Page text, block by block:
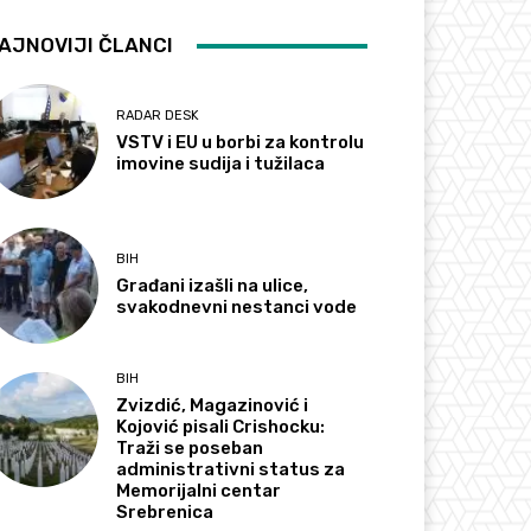
ČLANCI
RADAR DESK
VSTV i EU u borbi za kontrolu
imovine sudija i tužilaca
BIH
Građani izašli na ulice,
svakodnevni nestanci vode
BIH
Zvizdić, Magazinović i
Kojović pisali Crishocku:
Traži se poseban
administrativni status za
Memorijalni centar
Srebrenica